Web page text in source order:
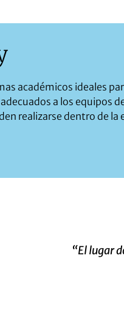
académicos ideales
a los equipos
realizarse dentro de la
“El lugar